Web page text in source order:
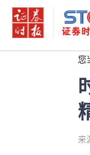
您
来